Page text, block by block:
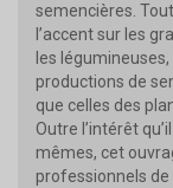
semencières.
l’accent sur les
les
productions de
que celles des
Outre l’intérêt
mêmes, cet
professionnels